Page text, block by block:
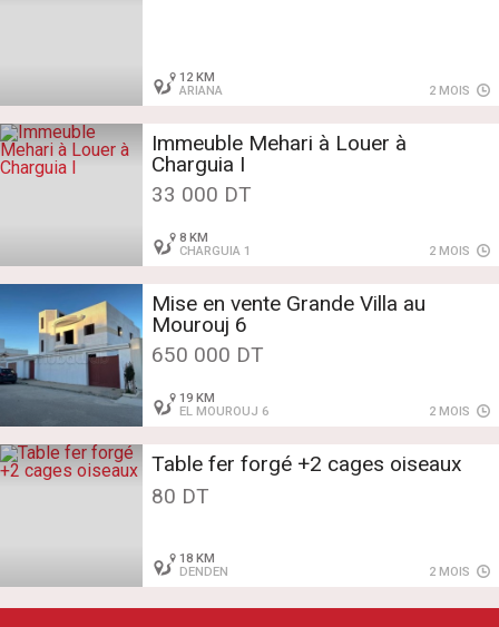
12 KM
ARIANA
2 MOIS
Immeuble Mehari à Louer à
Charguia I
33 000 DT
8 KM
CHARGUIA 1
2 MOIS
Mise en vente Grande Villa au
Mourouj 6
650 000 DT
19 KM
EL MOUROUJ 6
2 MOIS
Table fer forgé +2 cages oiseaux
80 DT
18 KM
DENDEN
2 MOIS